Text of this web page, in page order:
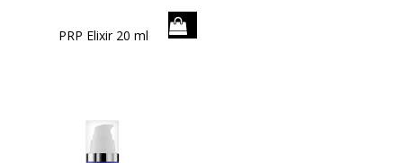
PRP Elixir 20 ml